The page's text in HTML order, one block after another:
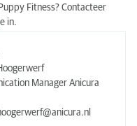
Fitness? Contacteer
in.
Manager Anicura